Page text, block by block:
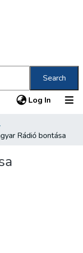
Search
Log In (current)
Rádió bontása